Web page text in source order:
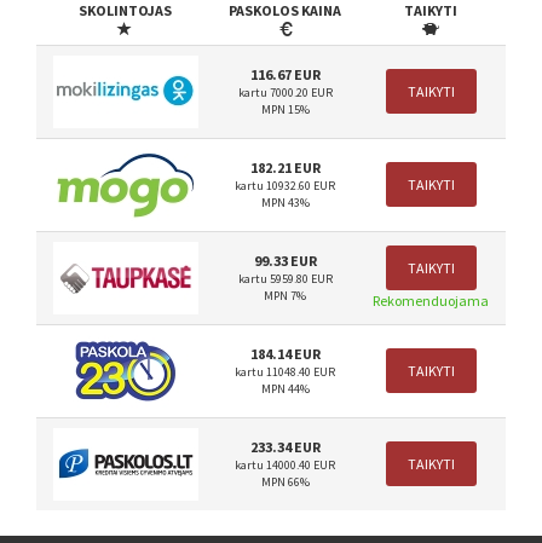
SKOLINTOJAS PASKOLOS KAINA TAIKYTI
116.67 EUR
kartu 7000.20 EUR
MPN 15%
TAIKYTI
182.21 EUR
kartu 10932.60 EUR
MPN 43%
TAIKYTI
99.33 EUR
kartu 5959.80 EUR
MPN 7%
TAIKYTI
Rekomenduojama
184.14 EUR
kartu 11048.40 EUR
MPN 44%
TAIKYTI
233.34 EUR
kartu 14000.40 EUR
MPN 66%
TAIKYTI